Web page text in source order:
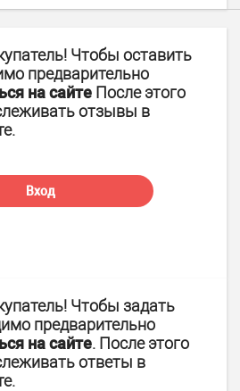
Чтобы оставить
предварительно
на сайте После этого
отзывы в
Вход
Чтобы задать
предварительно
на сайте. После этого
ответы в